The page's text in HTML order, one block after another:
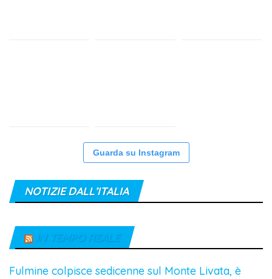
Guarda su Instagram
NOTIZIE DALL’ITALIA
IN TEMPO REALE
Fulmine colpisce sedicenne sul Monte Livata, è